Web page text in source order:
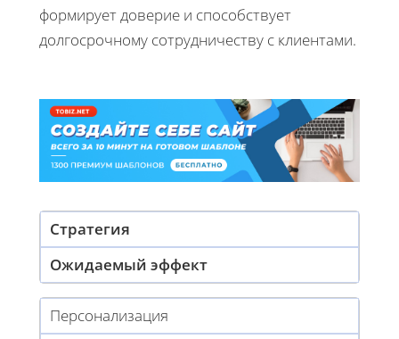
формирует доверие и способствует
долгосрочному сотрудничеству с клиентами.
Стратегия
Ожидаемый эффект
Персонализация